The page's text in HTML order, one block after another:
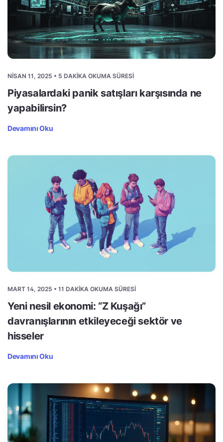
NISAN 11, 2025 • 5 DAKIKA OKUMA SÜRESI
Piyasalardaki panik satışları karşısında ne
yapabilirsin?
Devamını Oku
MART 14, 2025 • 11 DAKIKA OKUMA SÜRESI
Yeni nesil ekonomi: “Z Kuşağı”
davranışlarının etkileyeceği sektör ve
hisseler
Devamını Oku